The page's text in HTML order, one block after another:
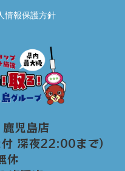
情報保護方針
児島店
深夜22:00まで）
休